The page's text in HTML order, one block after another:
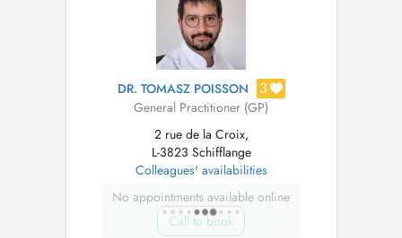
DR. TOMASZ POISSON 3
General Practitioner (GP)
2 rue de la Croix,
L-3823 Schifflange
Colleagues' availabilities
No appointments available online
Call to book